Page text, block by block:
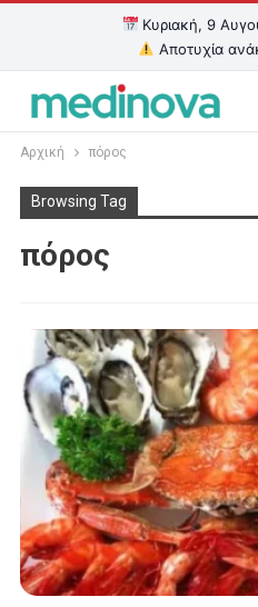
Κυριακή, 9
Αποτυχία
Αρχική πόρος
Browsing Tag
πόρος